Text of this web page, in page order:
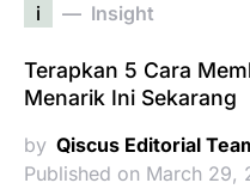
i Insight
Terapkan 5 Cara
Menarik Ini Sekarang
by Qiscus Editorial
Published on March 29,